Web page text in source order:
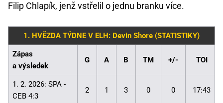
Filip Chlapík, jenž vstřelil o jednu branku více.
1. HVĚZDA TÝDNE V ELH: Devin Shore (STATISTIKY)
Zápas
a výsledek
G A B TM +/- TOI
1. 2. 2026: SPA -
CEB 4:3
2 1 3 0 0 17:43